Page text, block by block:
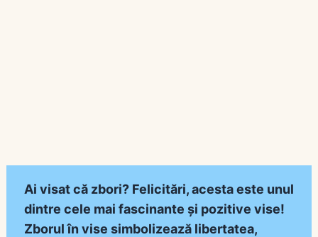
Ai visat că zbori? Felicitări, acesta este unul
dintre cele mai fascinante și pozitive vise!
Zborul în vise simbolizează libertatea,